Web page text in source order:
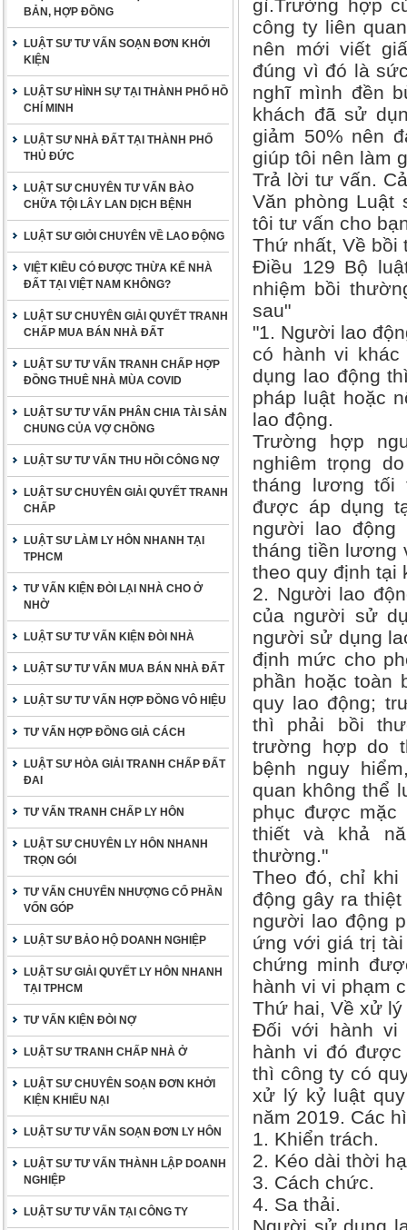
BẢN, HỢP ĐỒNG
LUẬT SƯ TƯ VẤN SOẠN ĐƠN KHỞI
KIỆN
LUẬT SƯ HÌNH SỰ TẠI THÀNH PHỐ HỒ
CHÍ MINH
LUẬT SƯ NHÀ ĐẤT TẠI THÀNH PHỐ
THỦ ĐỨC
LUẬT SƯ CHUYÊN TƯ VẤN BÀO
CHỮA TỘI LÂY LAN DỊCH BỆNH
LUẬT SƯ GIỎI CHUYÊN VỀ LAO ĐỘNG
VIỆT KIỀU CÓ ĐƯỢC THỪA KẾ NHÀ
ĐẤT TẠI VIỆT NAM KHÔNG?
LUẬT SƯ CHUYÊN GIẢI QUYẾT TRANH
CHẤP MUA BÁN NHÀ ĐẤT
LUẬT SƯ TƯ VẤN TRANH CHẤP HỢP
ĐỒNG THUÊ NHÀ MÙA COVID
LUẬT SƯ TƯ VẤN PHÂN CHIA TÀI SẢN
CHUNG CỦA VỢ CHỒNG
LUẬT SƯ TƯ VẤN THU HỒI CÔNG NỢ
LUẬT SƯ CHUYÊN GIẢI QUYẾT TRANH
CHẤP
LUẬT SƯ LÀM LY HÔN NHANH TẠI
TPHCM
TƯ VẤN KIỆN ĐÒI LẠI NHÀ CHO Ở
NHỜ
LUẬT SƯ TƯ VẤN KIỆN ĐÒI NHÀ
LUẬT SƯ TƯ VẤN MUA BÁN NHÀ ĐẤT
LUẬT SƯ TƯ VẤN HỢP ĐỒNG VÔ HIỆU
TƯ VẤN HỢP ĐỒNG GIẢ CÁCH
LUẬT SƯ HÒA GIẢI TRANH CHẤP ĐẤT
ĐAI
TƯ VẤN TRANH CHẤP LY HÔN
LUẬT SƯ CHUYÊN LY HÔN NHANH
TRỌN GÓI
TƯ VẤN CHUYỂN NHƯỢNG CỔ PHẦN
VỐN GÓP
LUẬT SƯ BẢO HỘ DOANH NGHIỆP
LUẬT SƯ GIẢI QUYẾT LY HÔN NHANH
TẠI TPHCM
TƯ VẤN KIỆN ĐÒI NỢ
LUẬT SƯ TRANH CHẤP NHÀ Ở
LUẬT SƯ CHUYÊN SOẠN ĐƠN KHỞI
KIỆN KHIẾU NẠI
LUẬT SƯ TƯ VẤN SOẠN ĐƠN LY HÔN
LUẬT SƯ TƯ VẤN THÀNH LẬP DOANH
NGHIỆP
LUẬT SƯ TƯ VẤN TẠI CÔNG TY
gì.Trường hợp
công ty liên
nên mới viết
đúng vì đó là
nghĩ mình đền
khách đã sử
giảm 50% nên
giúp tôi nên làm
Trả lời tư vấn.
Văn phòng Luật
tôi tư vấn cho
Thứ nhất, Về bồi
Điều 129 Bộ
nhiệm bồi
sau"
"1. Người lao
có hành vi
dụng lao động
pháp luật hoặc
lao động.
Trường hợp
nghiêm trọng
tháng lương tối
được áp dụng
người lao
tháng tiền lương
theo quy định tại
2. Người lao
của người sử
người sử dụng
định mức cho
phần hoặc toàn
quy lao động;
thì phải bồi
trường hợp do
bệnh nguy
quan không thể
phục được mặc
thiết và khả
thường."
Theo đó, chỉ
động gây ra
người lao động
ứng với giá trị
chứng minh
hành vi vi phạm
Thứ hai, Về xử
Đối với hành vi
hành vi đó
thì công ty có
xử lý kỷ luật
năm 2019. Các
1. Khiển trách.
2. Kéo dài thời
3. Cách chức.
4. Sa thải.